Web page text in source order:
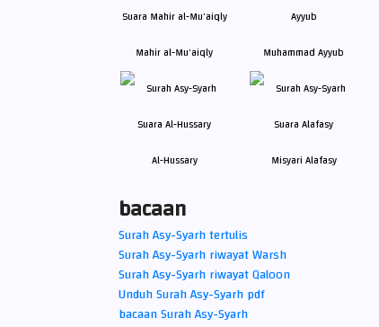
Mahir al-Mu'aiqly Muhammad Ayyub
Al-Hussary Misyari Alafasy
bacaan
Surah Asy-Syarh tertulis
Surah Asy-Syarh riwayat Warsh
Surah Asy-Syarh riwayat Qaloon
Unduh Surah Asy-Syarh pdf
bacaan Surah Asy-Syarh